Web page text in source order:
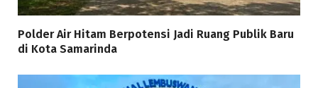
Polder Air Hitam Berpotensi Jadi Ruang Publik Baru
di Kota Samarinda